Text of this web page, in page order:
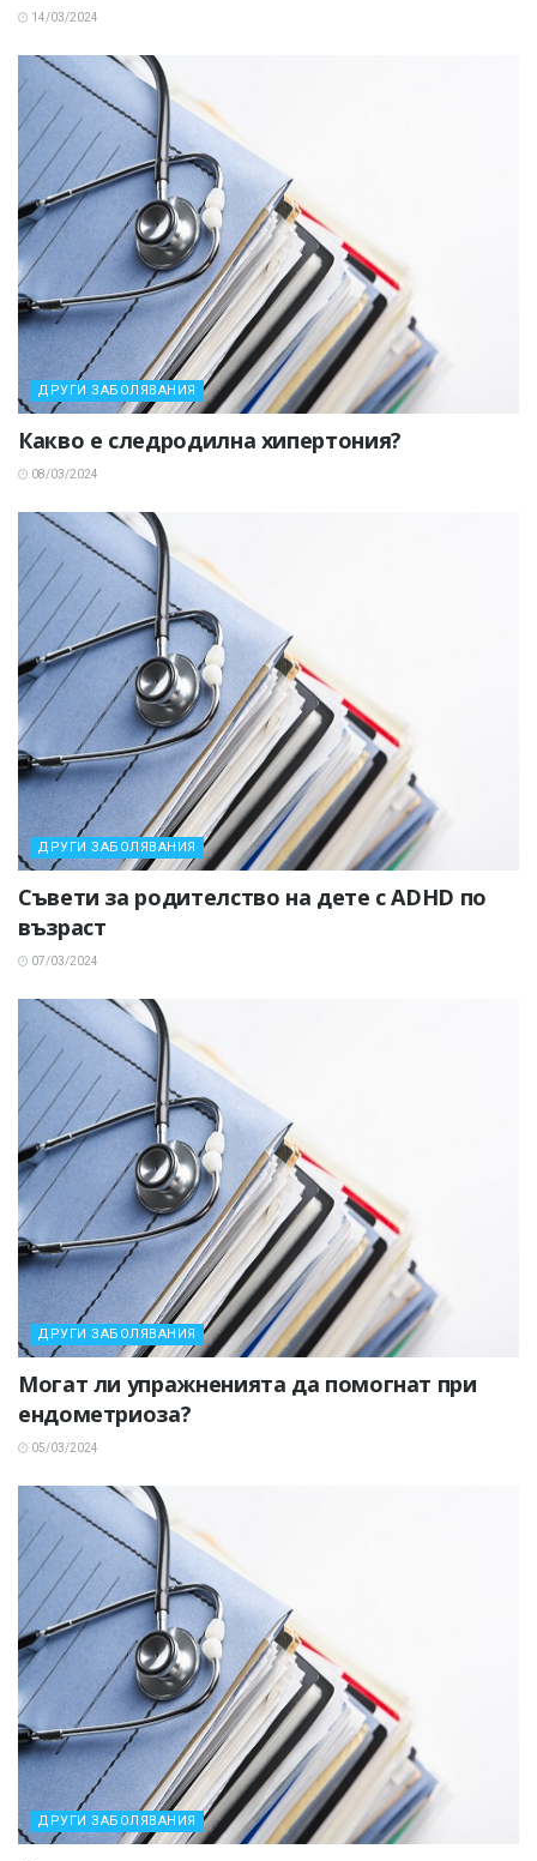
14/03/2024
ДРУГИ ЗАБОЛЯВАНИЯ
Какво е следродилна хипертония?
08/03/2024
ДРУГИ ЗАБОЛЯВАНИЯ
Съвети за родителство на дете с ADHD по
възраст
07/03/2024
ДРУГИ ЗАБОЛЯВАНИЯ
Могат ли упражненията да помогнат при
ендометриоза?
05/03/2024
ДРУГИ ЗАБОЛЯВАНИЯ